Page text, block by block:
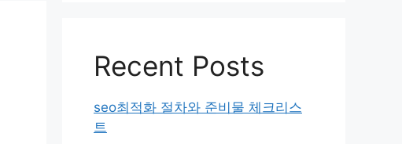
Recent Posts
seo최적화 절차와 준비물 체크리스
트